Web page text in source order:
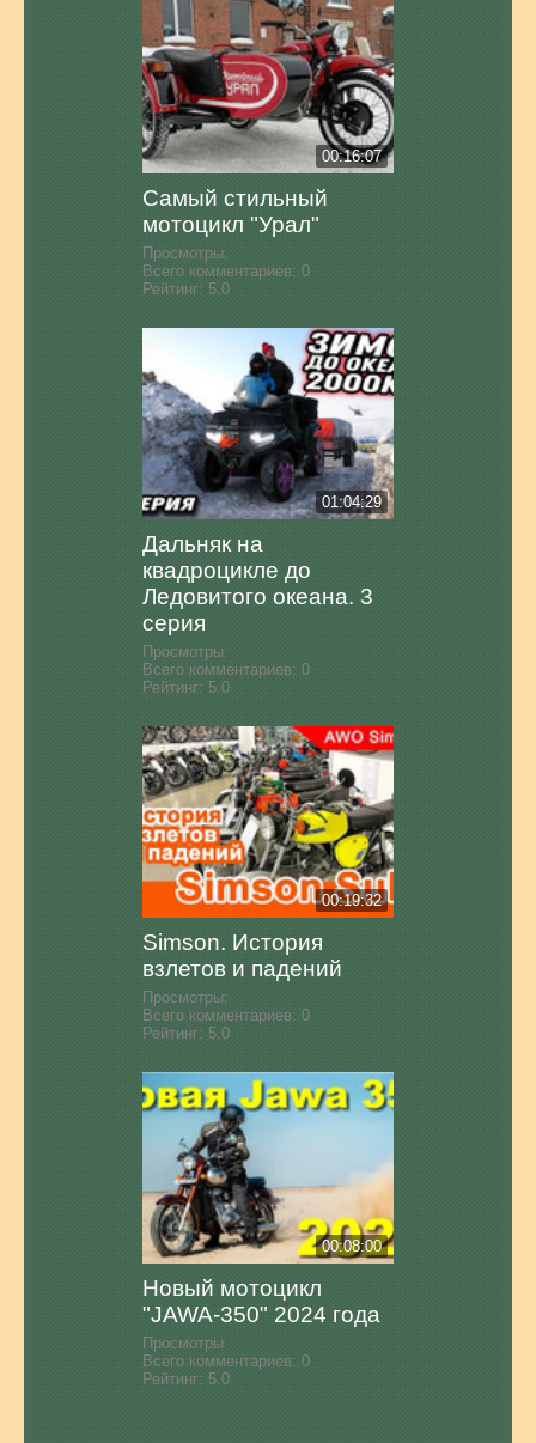
00:16:07
Самый стильный
мотоцикл "Урал"
Просмотры:
Всего комментариев: 0
Рейтинг: 5.0
01:04:29
Дальняк на
квадроцикле до
Ледовитого океана. 3
серия
Просмотры:
Всего комментариев: 0
Рейтинг: 5.0
00:19:32
Simson. История
взлетов и падений
Просмотры:
Всего комментариев: 0
Рейтинг: 5.0
00:08:00
Новый мотоцикл
"JAWA-350" 2024 года
Просмотры:
Всего комментариев: 0
Рейтинг: 5.0